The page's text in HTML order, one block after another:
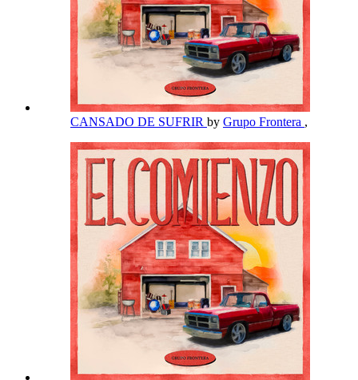
CANSADO DE SUFRIR by Grupo Frontera ,